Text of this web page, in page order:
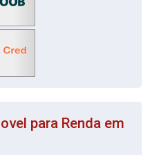
para Renda em